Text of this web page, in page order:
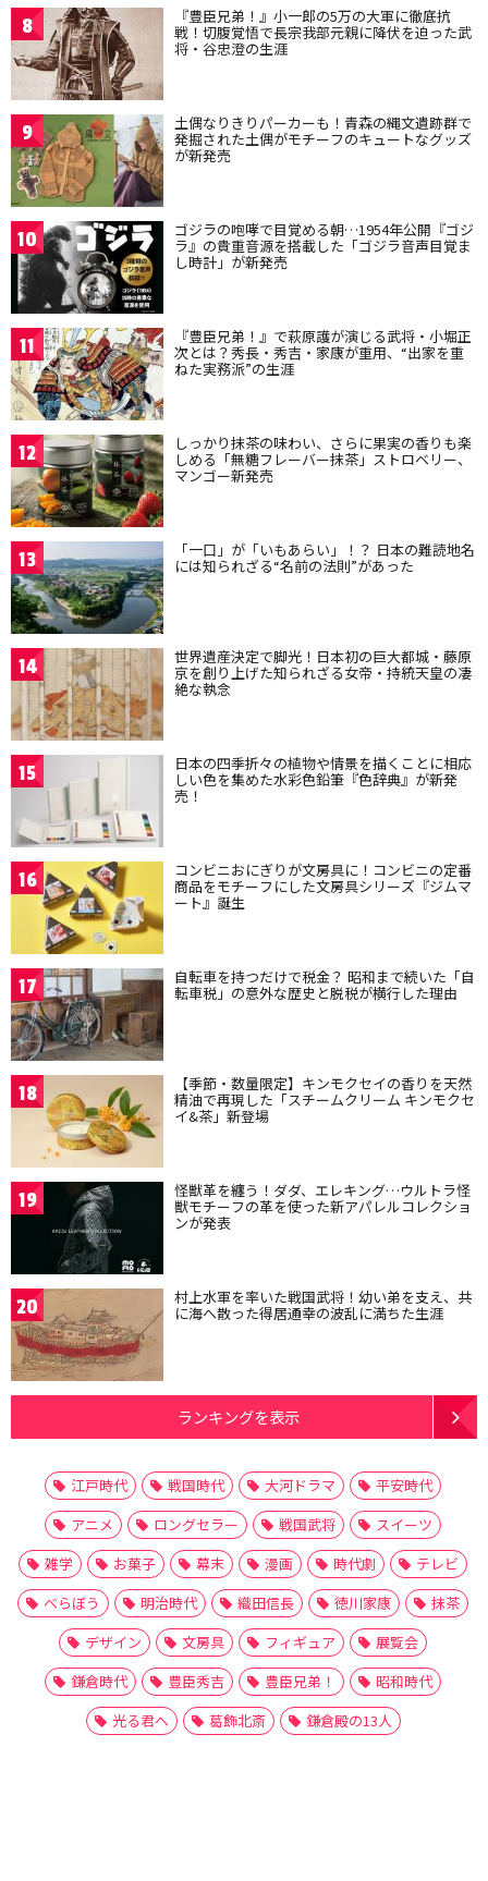
8 『豊臣兄弟！』小一郎の5万の大軍に徹底抗
戦！切腹覚悟で長宗我部元親に降伏を迫った武
将・谷忠澄の生涯
9 土偶なりきりパーカーも！青森の縄文遺跡群で
発掘された土偶がモチーフのキュートなグッズ
が新発売
10 ゴジラの咆哮で目覚める朝…1954年公開『ゴジ
ラ』の貴重音源を搭載した「ゴジラ音声目覚ま
し時計」が新発売
11 『豊臣兄弟！』で萩原護が演じる武将・小堀正
次とは？秀長・秀吉・家康が重用、“出家を重
ねた実務派”の生涯
12 しっかり抹茶の味わい、さらに果実の香りも楽
しめる「無糖フレーバー抹茶」ストロベリー、
マンゴー新発売
13 「一口」が「いもあらい」！？ 日本の難読地名
には知られざる“名前の法則”があった
14 世界遺産決定で脚光！日本初の巨大都城・藤原
京を創り上げた知られざる女帝・持統天皇の凄
絶な執念
15 日本の四季折々の植物や情景を描くことに相応
しい色を集めた水彩色鉛筆『色辞典』が新発
売！
16 コンビニおにぎりが文房具に！コンビニの定番
商品をモチーフにした文房具シリーズ『ジムマ
ート』誕生
17 自転車を持つだけで税金？ 昭和まで続いた「自
転車税」の意外な歴史と脱税が横行した理由
18 【季節・数量限定】キンモクセイの香りを天然
精油で再現した「スチームクリーム キンモクセ
イ&茶」新登場
19 怪獣革を纏う！ダダ、エレキング…ウルトラ怪
獣モチーフの革を使った新アパレルコレクショ
ンが発表
20 村上水軍を率いた戦国武将！幼い弟を支え、共
に海へ散った得居通幸の波乱に満ちた生涯
ランキングを表示
江戸時代 戦国時代 大河ドラマ
平安時代
アニメ
ロングセラー 戦国武将
スイーツ
雑学
お菓子 幕末 漫画 時代劇
テレビ
べらぼう
明治時代 織田信長 徳川家康
抹茶
デザイン
文房具 フィギュア
展覧会
鎌倉時代
豊臣秀吉 豊臣兄弟！
昭和時代
光る君へ
葛飾北斎 鎌倉殿の13人